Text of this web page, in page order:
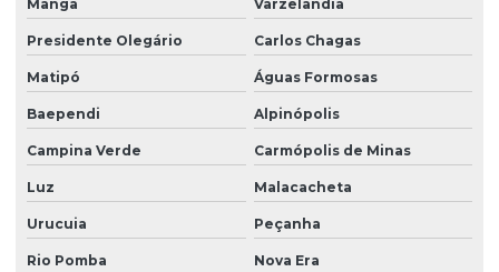
Manga Varzelândia
Presidente Olegário Carlos Chagas
Matipó Águas Formosas
Baependi Alpinópolis
Campina Verde Carmópolis de Minas
Luz Malacacheta
Urucuia Peçanha
Rio Pomba Nova Era